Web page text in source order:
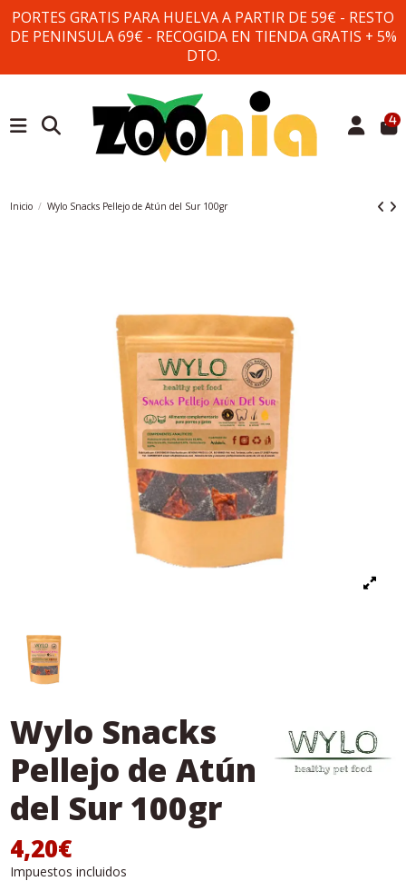
PORTES GRATIS PARA HUELVA A PARTIR DE 59€ - RESTO
DE PENINSULA 69€ - RECOGIDA EN TIENDA GRATIS + 5%
DTO.
4
Inicio Wylo Snacks Pellejo de Atún del Sur 100gr
Wylo Snacks
Pellejo de Atún
del Sur 100gr
4,20€
Impuestos incluidos